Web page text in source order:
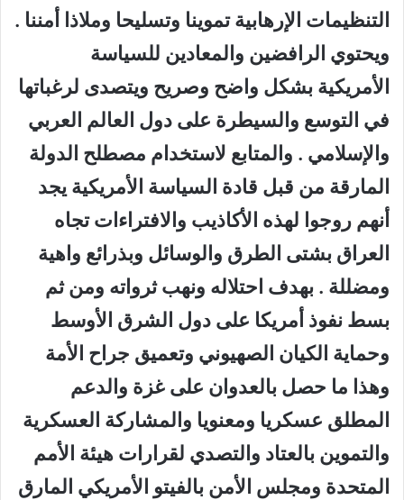
التنظيمات الإرهابية تموينا وتسليحا وملاذا أمننا .
ويحتوي الرافضين والمعادين للسياسة
الأمريكية بشكل واضح وصريح ويتصدى لرغباتها
في التوسع والسيطرة على دول العالم العربي
والإسلامي . والمتابع لاستخدام مصطلح الدولة
المارقة من قبل قادة السياسة الأمريكية يجد
أنهم روجوا لهذه الأكاذيب والافتراءات تجاه
العراق بشتى الطرق والوسائل وبذرائع واهية
ومضللة . بهدف احتلاله ونهب ثرواته ومن ثم
بسط نفوذ أمريكا على دول الشرق الأوسط
وحماية الكيان الصهيوني وتعميق جراح الأمة
وهذا ما حصل بالعدوان على غزة والدعم
المطلق عسكريا ومعنويا والمشاركة العسكرية
والتموين بالعتاد والتصدي لقرارات هيئة الأمم
المتحدة ومجلس الأمن بالفيتو الأمريكي المارق